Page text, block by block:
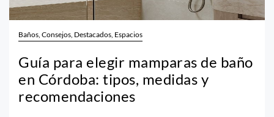
Baños, Consejos, Destacados, Espacios
Guía para elegir mamparas de baño
en Córdoba: tipos, medidas y
recomendaciones